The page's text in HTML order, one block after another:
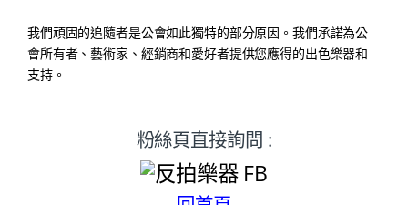
我們頑固的追隨者是公會如此獨特的部分原因。我們承諾為公
會所有者、藝術家、經銷商和愛好者提供您應得的出色樂器和
支持。
粉絲頁直接詢問 :